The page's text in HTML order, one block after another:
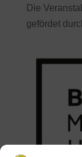
Die
gefördet